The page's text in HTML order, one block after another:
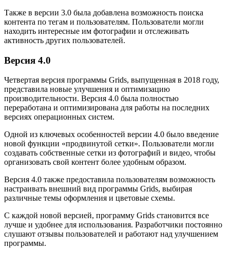
Также в версии 3.0 была добавлена возможность поиска
контента по тегам и пользователям. Пользователи могли
находить интересные им фотографии и отслеживать
активность других пользователей.
Версия 4.0
Четвертая версия программы Grids, выпущенная в 2018 году,
представила новые улучшения и оптимизацию
производительности. Версия 4.0 была полностью
переработана и оптимизирована для работы на последних
версиях операционных систем.
Одной из ключевых особенностей версии 4.0 было введение
новой функции «продвинутой сетки». Пользователи могли
создавать собственные сетки из фотографий и видео, чтобы
организовать свой контент более удобным образом.
Версия 4.0 также предоставила пользователям возможность
настраивать внешний вид программы Grids, выбирая
различные темы оформления и цветовые схемы.
С каждой новой версией, программу Grids становится все
лучше и удобнее для использования. Разработчики постоянно
слушают отзывы пользователей и работают над улучшением
программы.